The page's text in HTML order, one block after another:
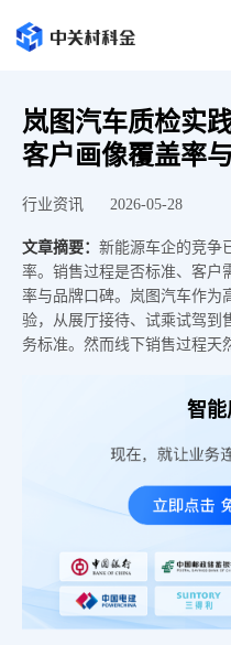
岚图汽车质检实
客户画像覆盖率
行业资讯 2026-05-28
文章摘要： 新能源车企的竞争
率。销售过程是否标准、客户
率与品牌口碑。岚图汽车作为
验，从展厅接待、试乘试驾到
务标准。然而线下销售过程
智能